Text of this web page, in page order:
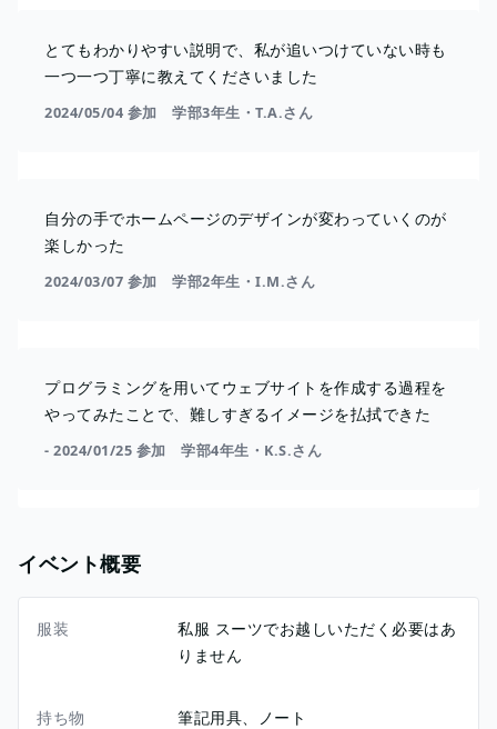
とてもわかりやすい説明で、私が追いつけていない時も
一つ一つ丁寧に教えてくださいました
2024/05/04 参加 学部3年生・T.A.さん
自分の手でホームページのデザインが変わっていくのが
楽しかった
2024/03/07 参加 学部2年生・I.M.さん
プログラミングを用いてウェブサイトを作成する過程を
やってみたことで、難しすぎるイメージを払拭できた
- 2024/01/25 参加 学部4年生・K.S.さん
イベント概要
服装
私服 スーツでお越しいただく必要はあ
りません
持ち物 筆記用具、ノート